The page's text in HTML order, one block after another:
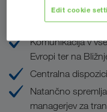
Vaše
Komunikacija v
Evropi ter na
Centralna
Natančno
managerjev za
Edit cookie